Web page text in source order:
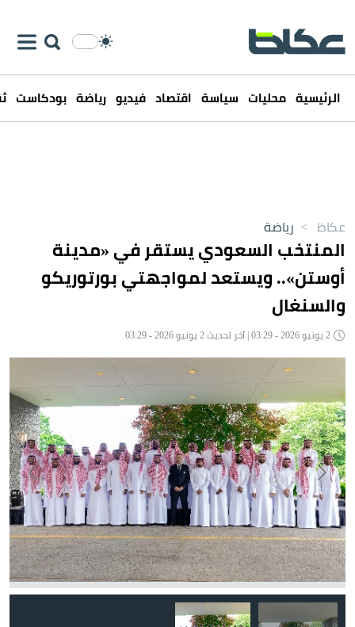
الرئيسية محليات سياسة اقتصاد فيديو رياضة بودكاست
عكاظ > رياضة
المنتخب السعودي يستقر في «مدينة
أوستن».. ويستعد لمواجهتي بورتوريكو
والسنغال